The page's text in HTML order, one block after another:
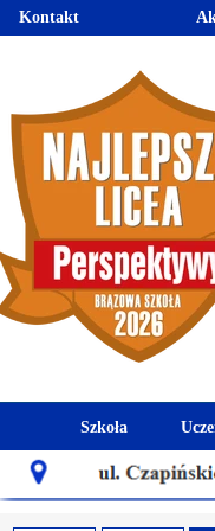
Szkoła
Historia
Kontakt